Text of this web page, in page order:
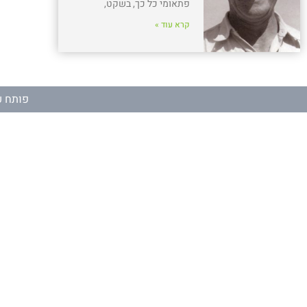
פתאומי כל כך, בשקט,
קרא עוד »
פותח